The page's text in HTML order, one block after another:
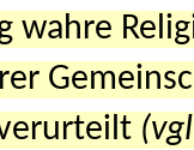
wahre